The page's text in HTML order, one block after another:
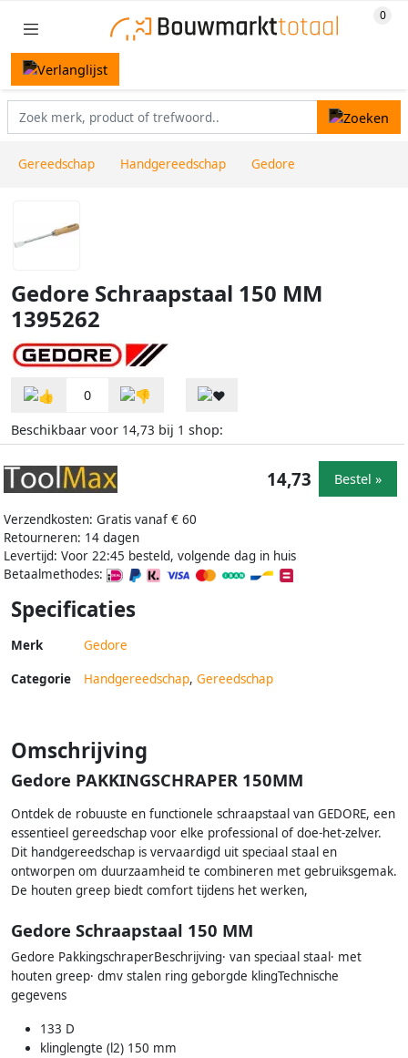
Gereedschap Handgereedschap Gedore
Gedore Schraapstaal 150 MM
1395262
0
Beschikbaar voor 14,73 bij 1 shop:
Verzendkosten: Gratis vanaf € 60
Retourneren: 14 dagen
Levertijd: Voor 22:45 besteld, volgende dag in huis
Betaalmethodes:
14,73 Bestel »
Specificaties
Merk Gedore
Categorie Handgereedschap, Gereedschap
Omschrijving
Gedore PAKKINGSCHRAPER 150MM
Ontdek de robuuste en functionele schraapstaal van GEDORE, een
essentieel gereedschap voor elke professional of doe-het-zelver.
Dit handgereedschap is vervaardigd uit speciaal staal en
ontworpen om duurzaamheid te combineren met gebruiksgemak.
De houten greep biedt comfort tijdens het werken,
Gedore Schraapstaal 150 MM
Gedore PakkingschraperBeschrijving· van speciaal staal· met
houten greep· dmv stalen ring geborgde klingTechnische
gegevens
133 D
klinglengte (l2) 150 mm